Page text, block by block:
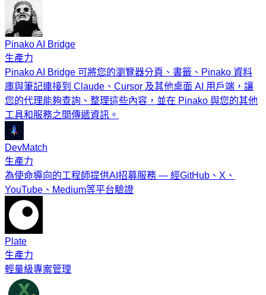
Pinako AI Bridge
生產力
Pinako AI Bridge 可將您的瀏覽器分頁、書籤、Pinako 資料
庫與筆記連接到 Claude、Cursor 及其他桌面 AI 用戶端，讓
您的代理能夠查詢、整理這些內容，並在 Pinako 與您的其他
工具和服務之間傳遞資訊。
DevMatch
生產力
為使命導向的工程師提供AI招募服務 — 經GitHub、X、
YouTube、Medium等平台驗證
Plate
生產力
輕量級專案管理